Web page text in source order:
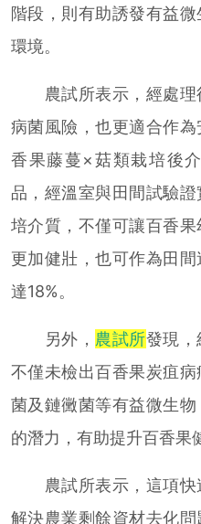
階段，則有助誘發有益
環境。
農試所表示，經處理
病菌風險，也更適合作
香果藤蔓×菇類栽培後
品，經溫室與田間試驗
培介質，不僅可讓百香
更加健壯，也可作為田
達18%。
另外， 農試所發現，
不僅未檢出百香果炭疽
菌及鏈黴菌等有益微生
的潛力，有助提升百香果
農試所表示，這項快
解決農業剩餘資材去化